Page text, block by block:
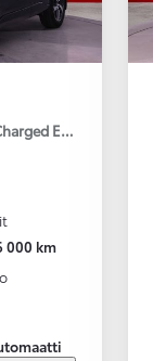
Edition
000 km